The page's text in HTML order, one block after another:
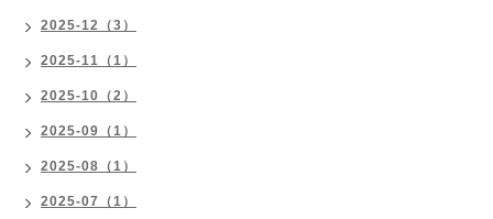
2025-12（3）
2025-11（1）
2025-10（2）
2025-09（1）
2025-08（1）
2025-07（1）